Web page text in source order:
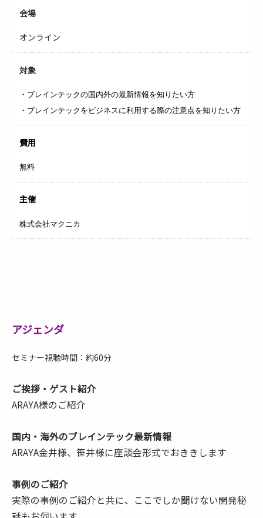
会場
オンライン
対象
・ブレインテックの国内外の最新情報を知りたい方
・ブレインテックをビジネスに利用する際の注意点を知りたい方
費用
無料
主催
株式会社マクニカ
アジェンダ
セミナー視聴時間：約60分
ご挨拶・ゲスト紹介
ARAYA様のご紹介
国内・海外のブレインテック最新情報
ARAYA金井様、笹井様に座談会形式でおききします
事例のご紹介
実際の事例のご紹介と共に、ここでしか聞けない開発秘